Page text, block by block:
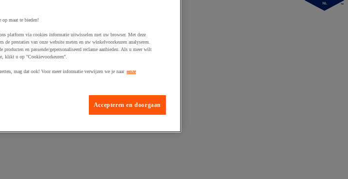
NL
op maat te bieden!
platform via cookies informatie uitwisselen met uw browser. Met deze
de prestaties van onze website meten en uw winkelvoorkeuren analyseren.
en passende/gepersonaliseerd reclame aanbieden. Als u meer wilt
klikt u op "Cookievoorkeuren".
mag dat ook! Voor meer informatie verwijzen we je naar onze
Accepteren en doorgaan